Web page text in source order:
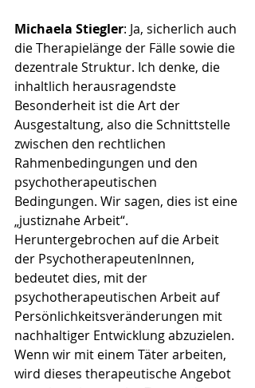
Michaela Stiegler: Ja, sicherlich auch
die Therapielänge der Fälle sowie die
dezentrale Struktur. Ich denke, die
inhaltlich herausragendste
Besonderheit ist die Art der
Ausgestaltung, also die Schnittstelle
zwischen den rechtlichen
Rahmenbedingungen und den
psychotherapeutischen
Bedingungen. Wir sagen, dies ist eine
„justiznahe Arbeit“.
Heruntergebrochen auf die Arbeit
der PsychotherapeutenInnen,
bedeutet dies, mit der
psychotherapeutischen Arbeit auf
Persönlichkeitsveränderungen mit
nachhaltiger Entwicklung abzuzielen.
Wenn wir mit einem Täter arbeiten,
wird dieses therapeutische Angebot